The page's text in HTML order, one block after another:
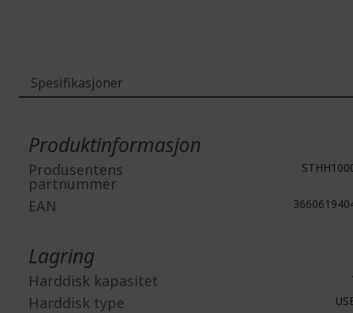
Spesifikasjoner
Produktinformasjon
Produsentens
partnummer
EAN
Lagring
Harddisk kapasitet
Harddisk type